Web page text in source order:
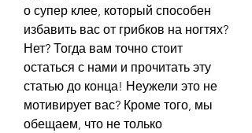
о супер клее, который способен
избавить вас от грибков на ногтях?
Нет? Тогда вам точно стоит
остаться с нами и прочитать эту
статью до конца! Неужели это не
мотивирует вас? Кроме того, мы
обещаем, что не только